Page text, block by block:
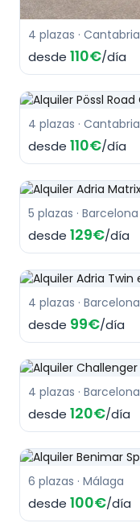
4 plazas · Cantabria
desde 110€/día
4 plazas · Cantabria
desde 110€/día
5 plazas · Barcelona
desde 129€/día
4 plazas · Barcelona
desde 99€/día
4 plazas · Barcelona
desde 120€/día
6 plazas · Málaga
desde 100€/día